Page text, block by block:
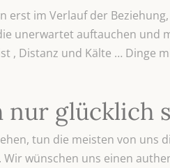
erst im Verlauf der
unerwartet auftauchen
, Distanz und Kälte … Dinge
nur glücklich
tun die meisten von uns
wünschen uns einen